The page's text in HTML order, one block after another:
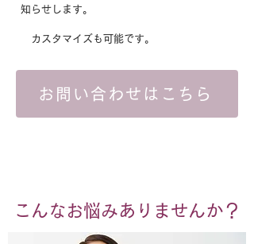
知らせします。
カスタマイズも可能です。
お問い合わせはこちら
​こんなお悩みありませんか？